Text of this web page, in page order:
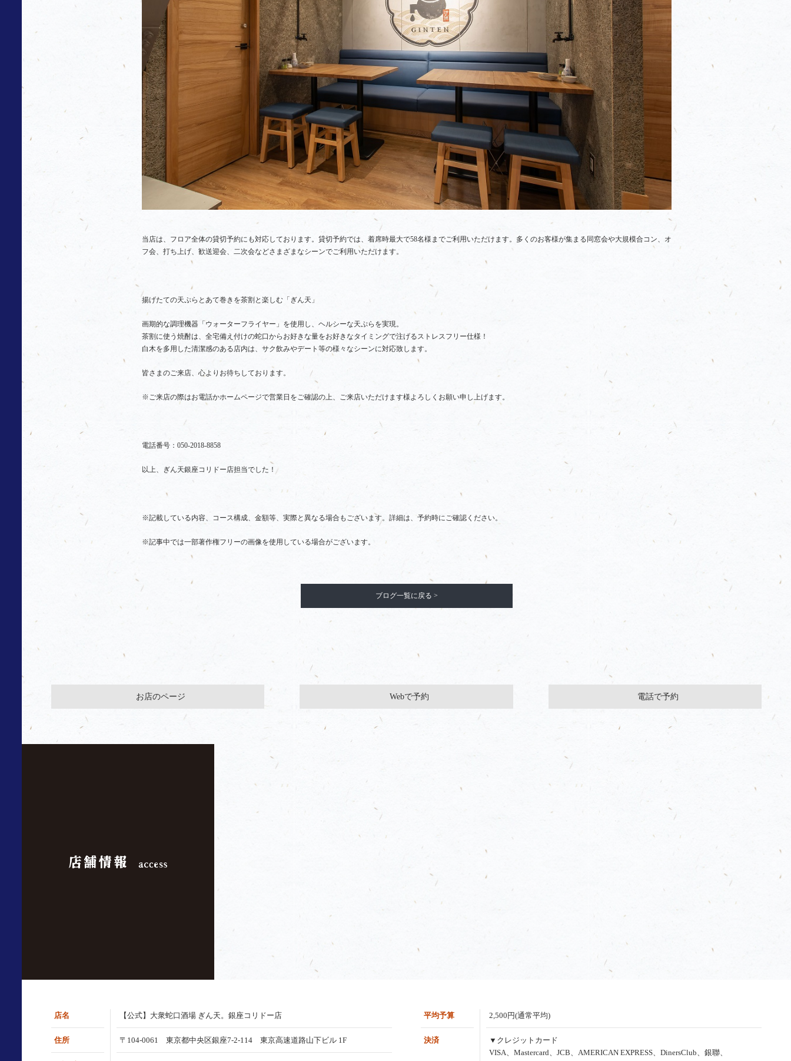
当店は、フロア全体の貸切予約にも対応しております。貸切予約では、着席時最大で58名様までご利用いただけます。多くのお客様が集まる同窓会や大規模合コン、オ
フ会、打ち上げ、歓送迎会、二次会などさまざまなシーンでご利用いただけます。
揚げたての天ぷらとあて巻きを茶割と楽しむ「ぎん天」
画期的な調理機器「ウォーターフライヤー」を使用し、ヘルシーな天ぷらを実現。
茶割に使う焼酎は、全宅備え付けの蛇口からお好きな量をお好きなタイミングで注げるストレスフリー仕様！
白木を多用した清潔感のある店内は、サク飲みやデート等の様々なシーンに対応致します。
皆さまのご来店、心よりお待ちしております。
※ご来店の際はお電話かホームページで営業日をご確認の上、ご来店いただけます様よろしくお願い申し上げます。
電話番号：050-2018-8858
以上、ぎん天銀座コリドー店担当でした！
※記載している内容、コース構成、金額等、実際と異なる場合もございます。詳細は、予約時にご確認ください。
※記事中では一部著作権フリーの画像を使用している場合がございます。
ブログ一覧に戻る >
お店のページ Webで予約 電話で予約
店名 【公式】大衆蛇口酒場 ぎん天。銀座コリドー店
住所 〒104-0061 東京都中央区銀座7-2-114 東京高速道路山下ビル 1F
平均予算 2,500円(通常平均)
決済
▼クレジットカード
VISA、Mastercard、JCB、AMERICAN EXPRESS、DinersClub、銀聯、